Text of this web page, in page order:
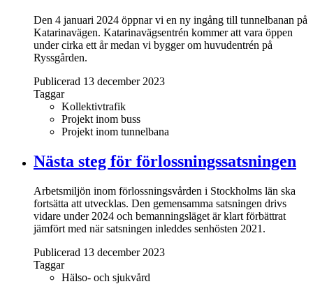
Den 4 januari 2024 öppnar vi en ny ingång till tunnelbanan på
Katarinavägen. Katarinavägsentrén kommer att vara öppen
under cirka ett år medan vi bygger om huvudentrén på
Ryssgården.
Publicerad 13 december 2023
Taggar
Kollektivtrafik
Projekt inom buss
Projekt inom tunnelbana
Nästa steg för förlossningssatsningen
Arbetsmiljön inom förlossningsvården i Stockholms län ska
fortsätta att utvecklas. Den gemensamma satsningen drivs
vidare under 2024 och bemanningsläget är klart förbättrat
jämfört med när satsningen inleddes senhösten 2021.
Publicerad 13 december 2023
Taggar
Hälso- och sjukvård